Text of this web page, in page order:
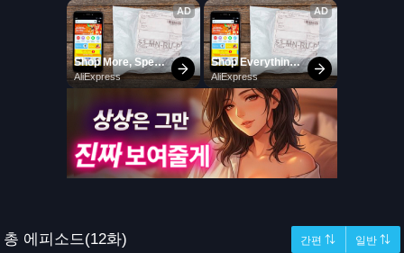
총 에피소드(12화) 간편 ⇅ 일반 ⇅